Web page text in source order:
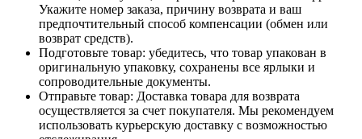
Укажите номер заказа, причину возврата и ваш
предпочтительный способ компенсации (обмен или
возврат средств).
Подготовьте товар: убедитесь, что товар упакован в
оригинальную упаковку, сохранены все ярлыки и
сопроводительные документы.
Отправьте товар: Доставка товара для возврата
осуществляется за счет покупателя. Мы рекомендуем
использовать курьерскую доставку с возможностью